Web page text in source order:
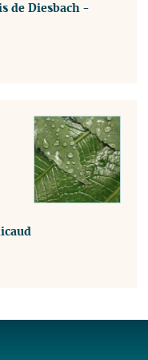
de Diesbach -